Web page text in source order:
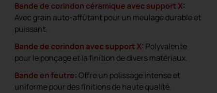
Bande de corindon céramique avec support X:
Avec grain auto-affûtant pour un meulage durable et
puissant.
Bande de corindon avec support X: Polyvalente
pour le ponçage et la finition de divers matériaux.
Bande en feutre:Offre un polissage intense et
uniforme pour des finitions de haute qualité.